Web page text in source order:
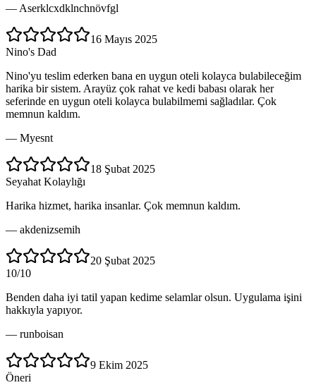
— Aserklcxdklnchnövfgl
16 Mayıs 2025
Nino's Dad
Nino'yu teslim ederken bana en uygun oteli kolayca bulabileceğim
harika bir sistem. Arayüz çok rahat ve kedi babası olarak her
seferinde en uygun oteli kolayca bulabilmemi sağladılar. Çok
memnun kaldım.
— Myesnt
18 Şubat 2025
Seyahat Kolaylığı
Harika hizmet, harika insanlar. Çok memnun kaldım.
— akdenizsemih
20 Şubat 2025
10/10
Benden daha iyi tatil yapan kedime selamlar olsun. Uygulama işini
hakkıyla yapıyor.
— runboisan
9 Ekim 2025
Öneri